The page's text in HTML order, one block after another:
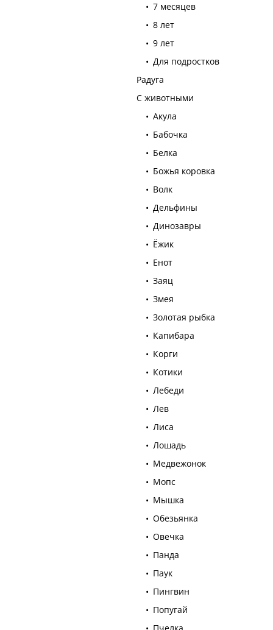
7 месяцев
8 лет
9 лет
Для подростков
Радуга
С животными
Акула
Бабочка
Белка
Божья коровка
Волк
Дельфины
Динозавры
Ёжик
Енот
Заяц
Змея
Золотая рыбка
Капибара
Корги
Котики
Лебеди
Лев
Лиса
Лошадь
Медвежонок
Мопс
Мышка
Обезьянка
Овечка
Панда
Паук
Пингвин
Попугай